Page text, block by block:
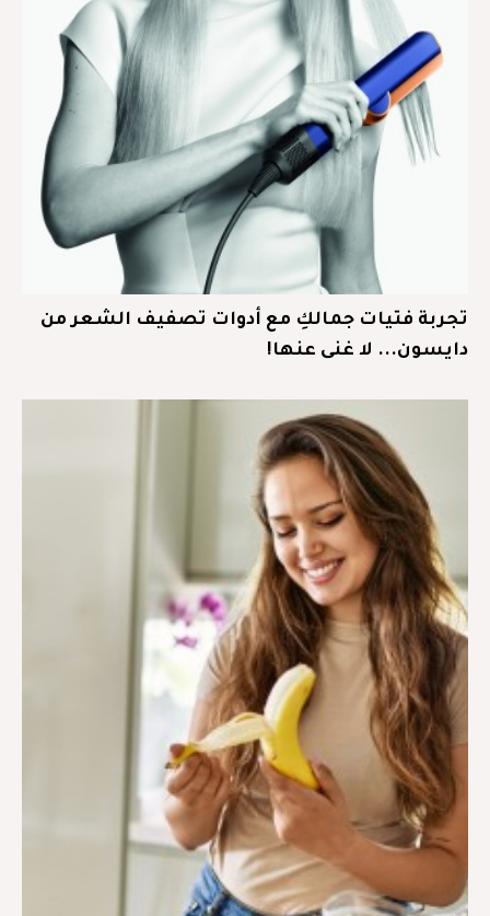
تجربة فتيات جمالكِ مع أدوات تصفيف الشعر من
دايسون... لا غنى عنها!